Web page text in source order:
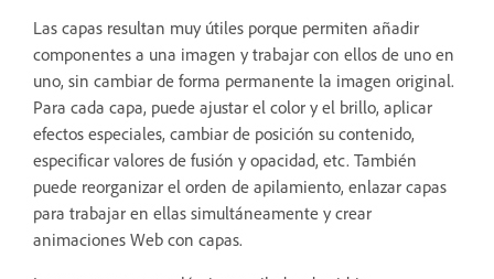
Las capas resultan muy útiles porque permiten añadir
componentes a una imagen y trabajar con ellos de uno en
uno, sin cambiar de forma permanente la imagen original.
Para cada capa, puede ajustar el color y el brillo, aplicar
efectos especiales, cambiar de posición su contenido,
especificar valores de fusión y opacidad, etc. También
puede reorganizar el orden de apilamiento, enlazar capas
para trabajar en ellas simultáneamente y crear
animaciones Web con capas.